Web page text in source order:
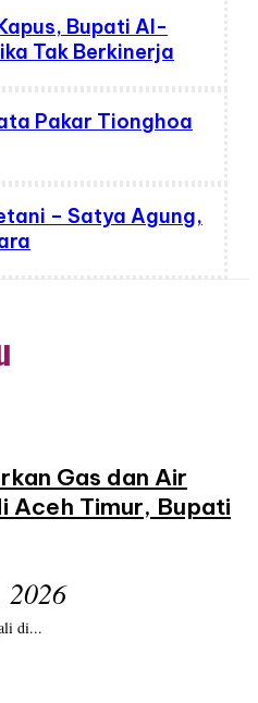
Bupati Al-
Tak Berkinerja
Pakar Tionghoa
– Satya Agung,
Gas dan Air
Aceh Timur, Bupati
2026
di...